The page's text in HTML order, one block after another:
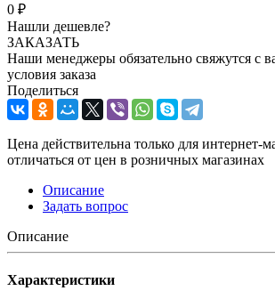
0 ₽
Нашли дешевле?
ЗАКАЗАТЬ
Наши менеджеры обязательно свяжутся с
условия заказа
Поделиться
Цена действительна только для интернет-
отличаться от цен в розничных магазинах
Описание
Задать вопрос
Описание
Характеристики